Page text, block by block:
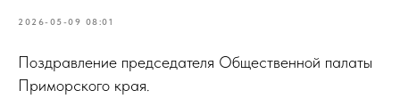
2026-05-09 08:01
Поздравление председателя Общественной палаты
Приморского края.